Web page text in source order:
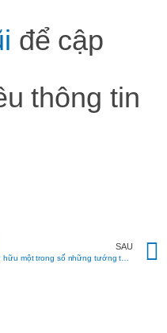
để cập
thông tin
SAU
Sở hữu một trong số những tướng tay này, bạn là người vượng đường quý nhân, cả đời an nhàn hưởng phúc